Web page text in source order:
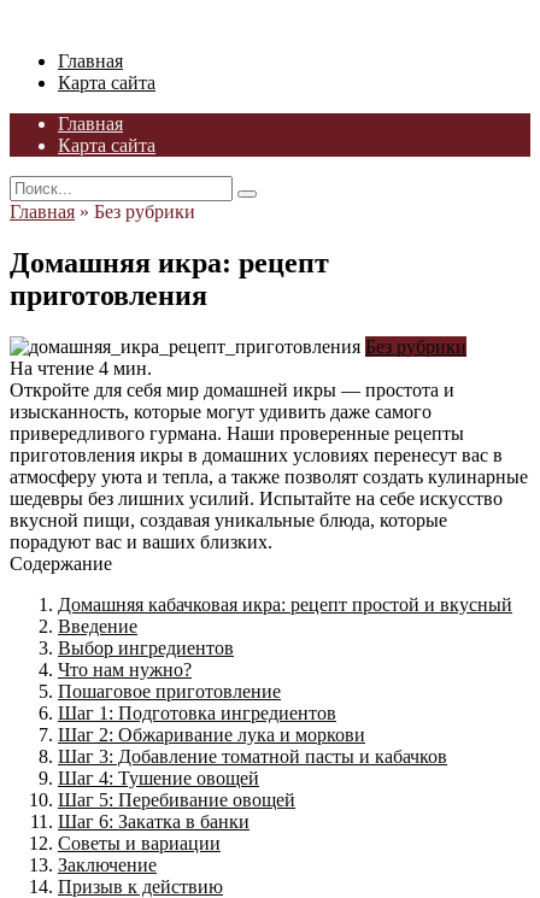
contentГлавная
Карта сайта
Главная
Карта сайта
Search
for:
Главная » Без рубрики
Домашняя икра: рецепт
приготовления
Без рубрики
На чтение 4 мин.
Откройте для себя мир домашней икры — простота и
изысканность, которые могут удивить даже самого
привередливого гурмана. Наши проверенные рецепты
приготовления икры в домашних условиях перенесут вас в
атмосферу уюта и тепла, а также позволят создать кулинарные
шедевры без лишних усилий. Испытайте на себе искусство
вкусной пищи, создавая уникальные блюда, которые
порадуют вас и ваших близких.
Содержание
Домашняя кабачковая икра: рецепт простой и вкусный
Введение
Выбор ингредиентов
Что нам нужно?
Пошаговое приготовление
Шаг 1: Подготовка ингредиентов
Шаг 2: Обжаривание лука и моркови
Шаг 3: Добавление томатной пасты и кабачков
Шаг 4: Тушение овощей
Шаг 5: Перебивание овощей
Шаг 6: Закатка в банки
Советы и вариации
Заключение
Призыв к действию